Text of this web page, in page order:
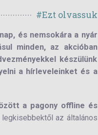
#Ezt olvassuk
és nemsokára a nyár
minden, az akcióban
készülünk
a hírleveleinket és a
a pagony offline és
az általános